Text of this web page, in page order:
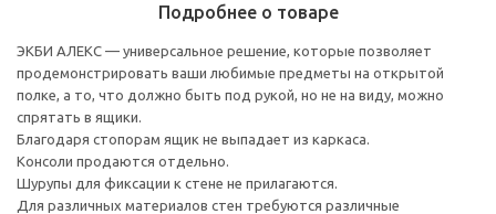
Подробнее о товаре
ЭКБИ АЛЕКС — универсальное решение, которые позволяет
продемонстрировать ваши любимые предметы на открытой
полке, а то, что должно быть под рукой, но не на виду, можно
спрятать в ящики.
Благодаря стопорам ящик не выпадает из каркаса.
Консоли продаются отдельно.
Шурупы для фиксации к стене не прилагаются.
Для различных материалов стен требуются различные